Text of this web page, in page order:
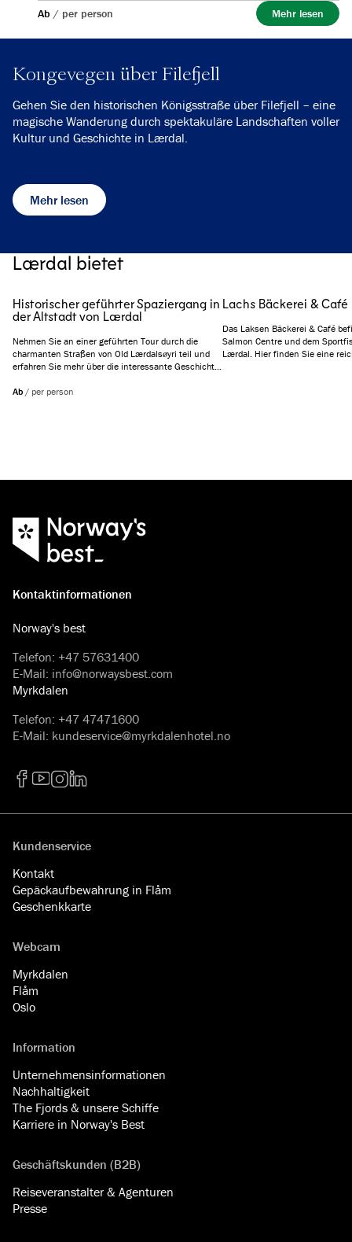
Ab / per person Mehr lesen
Kongevegen über Filefjell
Gehen Sie den historischen Königsstraße über Filefjell – eine
magische Wanderung durch spektakuläre Landschaften voller
Kultur und Geschichte in Lærdal.
Mehr lesen
Lærdal bietet
Historischer geführter Spaziergang in
der Altstadt von Lærdal
Nehmen Sie an einer geführten Tour durch die
charmanten Straßen von Old Lærdalsøyri teil und
erfahren Sie mehr über die interessante Geschichte
zurück bis ins 13. Jahrhundert und sogar noch
Ab / per person
Lachs Bäckerei & Café
Das Laksen Bäckerei & Café
Salmon Centre und dem
Lærdal. Hier finden Sie eine
Kontaktinformationen
Norway's best
Telefon: +47 57631400
E-Mail: info@norwaysbest.com
Myrkdalen
Telefon: +47 47471600
E-Mail: kundeservice@myrkdalenhotel.no
Kundenservice
Kontakt
Gepäckaufbewahrung in Flåm
Geschenkkarte
Webcam
Myrkdalen
Flåm
Oslo
Information
Unternehmensinformationen
Nachhaltigkeit
The Fjords & unsere Schiffe
Karriere in Norway's Best
Geschäftskunden (B2B)
Reiseveranstalter & Agenturen
Presse